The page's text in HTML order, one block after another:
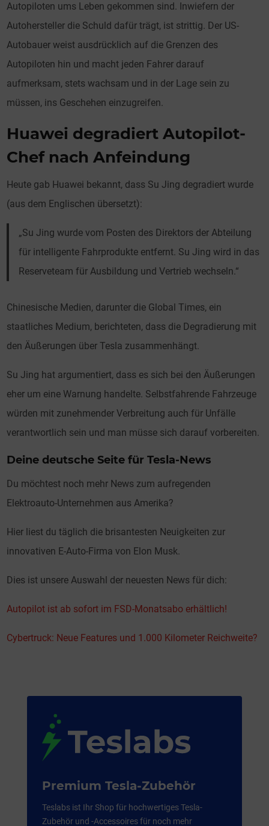
Autopiloten ums Leben gekommen sind. Inwiefern der
Autohersteller die Schuld dafür trägt, ist strittig. Der US-
Autobauer weist ausdrücklich auf die Grenzen des
Autopiloten hin und macht jeden Fahrer darauf
aufmerksam, stets wachsam und in der Lage sein zu
müssen, ins Geschehen einzugreifen.
Huawei degradiert Autopilot-
Chef nach Anfeindung
Heute gab Huawei bekannt, dass Su Jing degradiert wurde
(aus dem Englischen übersetzt):
„Su Jing wurde vom Posten des Direktors der Abteilung
für intelligente Fahrprodukte entfernt. Su Jing wird in das
Reserveteam für Ausbildung und Vertrieb wechseln.“
Chinesische Medien, darunter die Global Times, ein
staatliches Medium, berichteten, dass die Degradierung mit
den Äußerungen über Tesla zusammenhängt.
Su Jing hat argumentiert, dass es sich bei den Äußerungen
eher um eine Warnung handelte. Selbstfahrende Fahrzeuge
würden mit zunehmender Verbreitung auch für Unfälle
verantwortlich sein und man müsse sich darauf vorbereiten.
Deine deutsche Seite für Tesla-News
Du möchtest noch mehr News zum aufregenden
Elektroauto-Unternehmen aus Amerika?
Hier liest du täglich die brisantesten Neuigkeiten zur
innovativen E-Auto-Firma von Elon Musk.
Dies ist unsere Auswahl der neuesten News für dich:
Autopilot ist ab sofort im FSD-Monatsabo erhältlich!
Cybertruck: Neue Features und 1.000 Kilometer Reichweite?
Premium Tesla-Zubehör
Teslabs ist Ihr Shop für hochwertiges Tesla-
Zubehör und -Accessoires für noch mehr